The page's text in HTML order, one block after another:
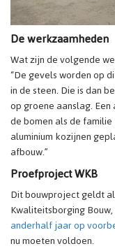
De werkzaamheden
Wat zijn de volgende
“De gevels worden op
in de steen. Die is dan
op groene aanslag.
de bomen als de
aluminium kozijnen
afbouw.”
Proefproject WKB
Dit bouwproject geldt
Kwaliteitsborging
anderhalf jaar op
nu moeten voldoen.